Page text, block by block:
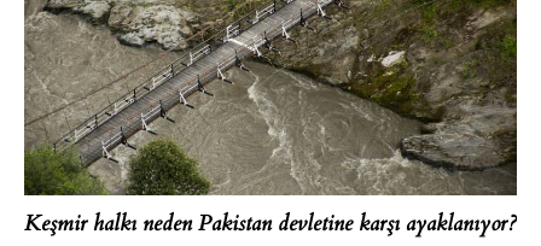
Keşmir halkı neden Pakistan devletine karşı ayaklanıyor?